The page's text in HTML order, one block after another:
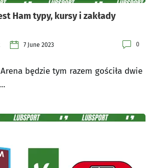
Ham typy, kursy i zakłady
7 June 2023 0
będzie tym razem gościła dwie